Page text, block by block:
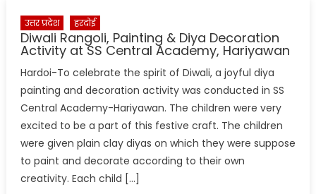
उत्तर प्रदेश हरदोई
Diwali Rangoli, Painting & Diya Decoration
Activity at SS Central Academy, Hariyawan
Hardoi-To celebrate the spirit of Diwali, a joyful diya
painting and decoration activity was conducted in SS
Central Academy-Hariyawan. The children were very
excited to be a part of this festive craft. The children
were given plain clay diyas on which they were suppose
to paint and decorate according to their own
creativity. Each child […]